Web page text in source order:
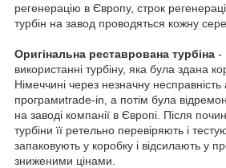
регенерацію в Європу, строк
турбін на завод проводяться кожну
Оригінальна реставрована турбіна -
використанні турбіну, яка була здана
Німеччині через незначну
програмиtrade-in, а потім була
на заводі компанії в Європі. Після
турбіни її ретельно перевіряють і
запаковують у коробку і відсилають у
зниженими цінами.